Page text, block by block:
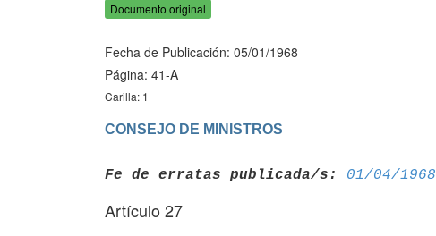
Documento original
Fecha de Publicación: 05/01/1968
Página: 41-A
Carilla: 1
CONSEJO DE MINISTROS
Fe de erratas publicada/s: 01/04/1968
Artículo 27